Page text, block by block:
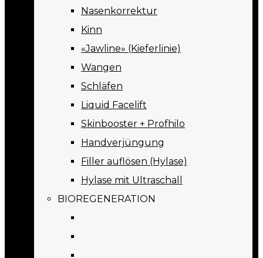
Nasenkorrektur
Kinn
«Jawline» (Kieferlinie)
Wangen
Schläfen
Liquid Facelift
Skinbooster + Profhilo
Handverjüngung
Filler auflösen (Hylase)
Hylase mit Ultraschall
BIOREGENERATION